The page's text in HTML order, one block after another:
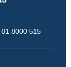
01 8000 515